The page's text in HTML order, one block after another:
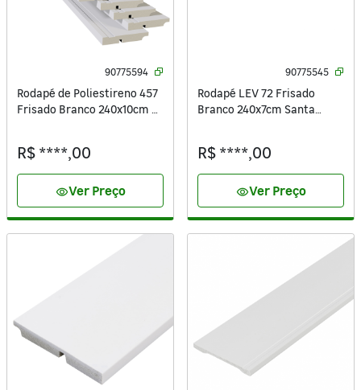
90775594
Rodapé de Poliestireno 457
Frisado Branco 240x10cm 5
R$ ****,00
visibilityVer Preço
90775545
Rodapé LEV 72 Frisado
Branco 240x7cm Santa
R$ ****,00
visibilityVer Preço